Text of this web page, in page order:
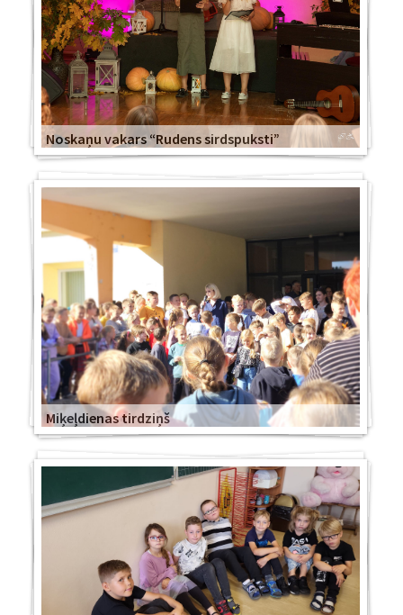
Noskaņu vakars “Rudens sirdspuksti”
Miķeļdienas tirdziņš